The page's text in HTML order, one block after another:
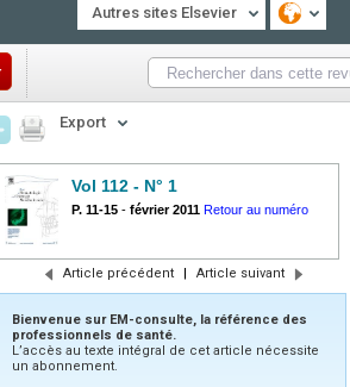
Autres sites Elsevier
Export
Vol 112 - N° 1
P. 11-15 - février 2011 Retour au numéro
Article précédent | Article suivant
Bienvenue sur EM-consulte, la référence des
professionnels de santé.
L’accès au texte intégral de cet article nécessite
un abonnement.